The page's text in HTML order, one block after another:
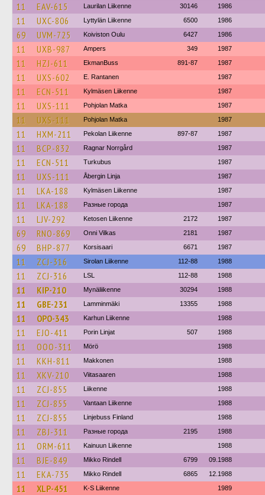
11 EAV-615 Laurilan Liikenne 30146 1986
11 UXC-806 Lyttylän Liikenne 6500 1986
69 UVM-725 Koiviston Oulu 6427 1986
11 UXB-987 Ampers 349 1987
11 HZJ-611 EkmanBuss 891-87 1987
11 UXS-602 E. Rantanen 1987
11 ECN-511 Kylmäsen Liikenne 1987
11 UXS-111 Pohjolan Matka 1987
11 UXS-111 Pohjolan Matka 1987
11 HXM-211 Pekolan Liikenne 897-87 1987
11 BCP-832 Ragnar Norrgård 1987
11 ECN-511 Turkubus 1987
11 UXS-111 Åbergin Linja 1987
11 LKA-188 Kylmäsen Liikenne 1987
11 LKA-188 Разные города 1987
11 LJV-292 Ketosen Liikenne 2172 1987
69 RNO-869 Onni Vilkas 2181 1987
69 BHP-877 Korsisaari 6671 1987
11 ZCJ-316 Sirolan Liikenne 112-88 1988
11 ZCJ-316 LSL 112-88 1988
11 KIP-210 Mynäliikenne 30294 1988
11 GBE-231 Lamminmäki 13355 1988
11 OPO-343 Karhun Liikenne 1988
11 EJO-411 Porin Linjat 507 1988
11 OOO-311 Mörö 1988
11 KKH-811 Makkonen 1988
11 XKV-210 Viitasaaren 1988
11 ZCJ-855 Liikenne 1988
11 ZCJ-855 Vantaan Liikenne 1988
11 ZCJ-855 Linjebuss Finland 1988
11 ZBJ-311 Разные города 2195 1988
11 ORM-611 Kainuun Liikenne 1988
11 BJE-849 Mikko Rindell 6799 09.1988
11 EKA-735 Mikko Rindell 6865 12.1988
11 XLP-451 K-S Liikenne 1989